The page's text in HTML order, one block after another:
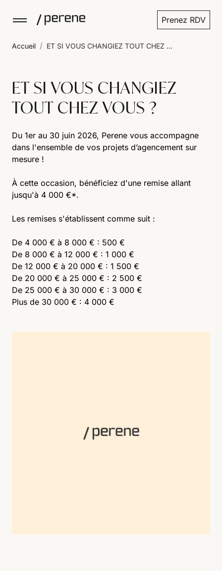
Prenez RDV
Accueil / ET SI VOUS CHANGIEZ TOUT CHEZ ...
ET SI VOUS CHANGIEZ
TOUT CHEZ VOUS ?
Du 1er au 30 juin 2026, Perene vous accompagne
dans l'ensemble de vos projets d’agencement sur
mesure !
À cette occasion, bénéficiez d'une remise allant
jusqu'à 4 000 €*.
Les remises s'établissent comme suit :
De 4 000 € à 8 000 € : 500 €
De 8 000 € à 12 000 € : 1 000 €
De 12 000 € à 20 000 € : 1 500 €
De 20 000 € à 25 000 € : 2 500 €
De 25 000 € à 30 000 € : 3 000 €
Plus de 30 000 € : 4 000 €